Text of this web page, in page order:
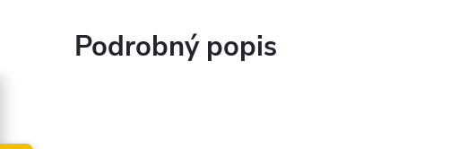
Podrobný popis